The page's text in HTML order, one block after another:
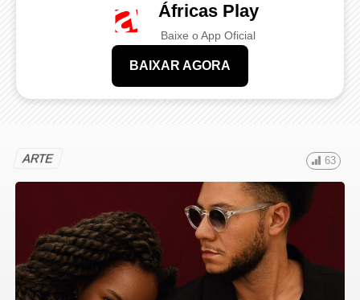
Áfricas Play
Baixe o App Oficial
BAIXAR AGORA
ARTE 63